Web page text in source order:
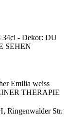
34cl - Dekor: DU
SEHEN
Emilia weiss
THERAPIE
Ringenwalder Str.